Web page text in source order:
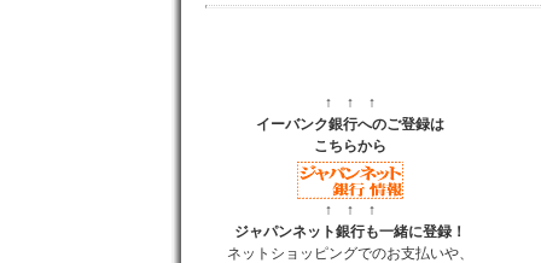
↑ ↑ ↑
イーバンク銀行へのご登録は
こちらから
↑ ↑ ↑
ジャパンネット銀行も一緒に登録！
ネットショッピングでのお支払いや、